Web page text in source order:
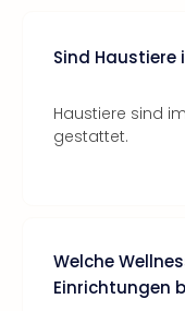
Sind Haustiere
Haustiere sind
gestattet.
Welche
Einrichtungen